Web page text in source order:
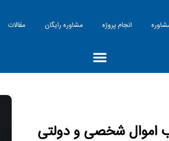
انجام پروژه مشاوره رایگان مقالات
اموال شخصی و دولتی